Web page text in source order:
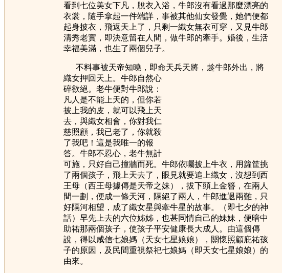
看到七位美女下凡，脫衣入浴，牛郎沒有看過那麼漂亮的
衣裳，隨手拿起一件端詳，事被其他仙女發覺，她們便都
起身披衣，飛返天上了，只剩一織女無衣可穿，又見牛郎
清秀老實，即決意留在人間，做牛郎的牽手。婚後，生活
幸福美滿，也生了兩個兒子。
不料事被天帝知曉，即命天兵天將，趁牛郎外出，將
織女押回天上。牛郎自然心
碎欲絕。老牛便對牛郎說：
凡人是不能上天的，但你若
披上我的皮，就可以飛上天
去，與織女相會，你對我仁
慈照顧，我已老了，你就殺
了我吧！這是我唯一的報
答。牛郎不忍心，老牛無計
可施，只好自己撞牆而死。牛郎依囑披上牛衣，用籮筐挑
了兩個孩子，飛上天去了，眼見就要追上織女，沒想到西
王母（西王母據傳是天帝之妹），拔下頭上金簪，在兩人
間一劃，便成一條天河，隔絕了兩人，牛郎進退兩難，只
好隔河相望，成了織女星與牽牛星的故事。（即七夕的神
話）早先上去的六位姊姊，也甚同情自己的妹妹，便暗中
助祐那兩個孩子，使孩子平安健康長大成人。由這個傳
說，得以咸信七娘媽（天女七星娘娘），關懷照顧庇祐孩
子的原因，及民間重視祭祀七娘媽（即天女七星娘娘）的
由來。